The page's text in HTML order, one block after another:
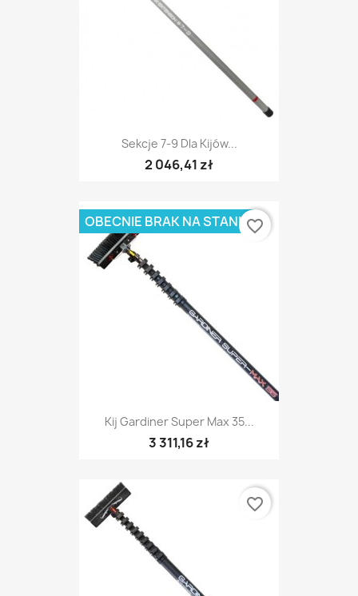
Sekcje 7-9 Dla Kijów...
2 046,41 zł
Kij Gardiner Super Max 35...
3 311,16 zł
OBECNIE BRAK NA STANIEfavorite_border
favorite_border